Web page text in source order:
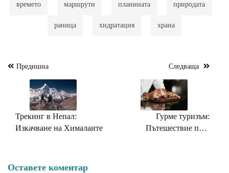
времето маршрути планината природата
раница хидратация храна
Навигация
Предишна
Трекинг в Непал:
Изкачване на Хималаите
Следваща
Гурме туризъм:
Пътешествие през
Оставете коментар